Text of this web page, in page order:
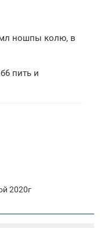
мл ношпы колю, в
пить и
2020г